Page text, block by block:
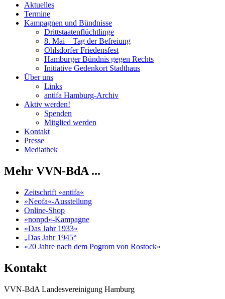
Aktuelles
Termine
Kampagnen und Bündnisse
Drittstaatenflüchtlinge
8. Mai – Tag der Befreiung
Ohlsdorfer Friedensfest
Hamburger Bündnis gegen Rechts
Initiative Gedenkort Stadthaus
Über uns
Links
antifa Hamburg-Archiv
Aktiv werden!
Spenden
Mitglied werden
Kontakt
Presse
Mediathek
Mehr VVN-BdA ...
Zeitschrift »antifa«
»Neofa«-Ausstellung
Online-Shop
»nonpd«-Kampagne
»Das Jahr 1933«
„Das Jahr 1945“
»20 Jahre nach dem Pogrom von Rostock«
Kontakt
VVN-BdA Landesvereinigung Hamburg